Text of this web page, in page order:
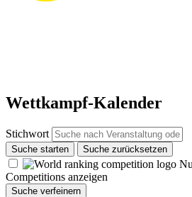
Wettkampf-Kalender
Stichwort
Suche starten Suche zurücksetzen
Competitions anzeigen
Suche verfeinern